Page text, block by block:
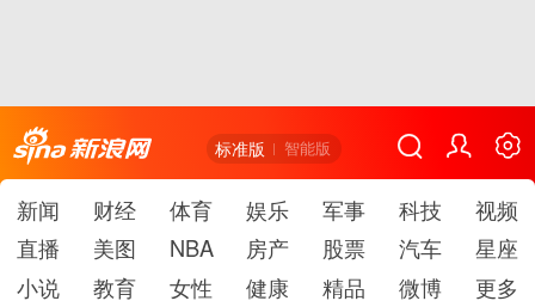
标准版 智能版
新闻 财经 体育 娱乐 军事 科技
视频
直播
美图 NBA 房产 股票 汽车
星座
小说
教育 女性 健康 精品 微博 更多